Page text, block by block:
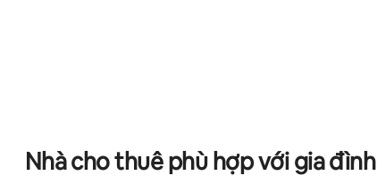
222 đánh giá
Nhà cho thuê phù hợp với gia đình